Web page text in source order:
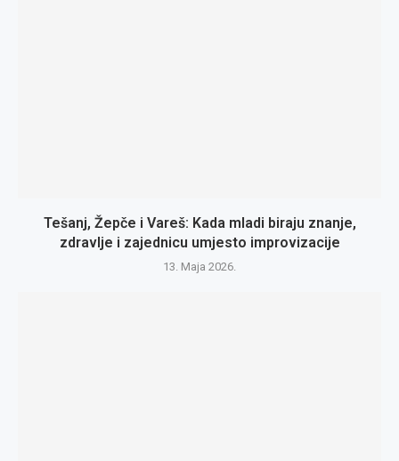
Tešanj, Žepče i Vareš: Kada mladi biraju znanje,
zdravlje i zajednicu umjesto improvizacije
13. Maja 2026.